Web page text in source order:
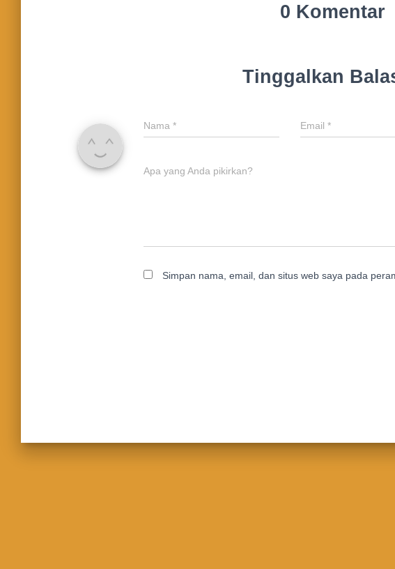
0 Komentar
Tinggalkan
Nama * Email*
Apa yang Anda pikirkan?
Simpan nama, email, dan situs web saya pada